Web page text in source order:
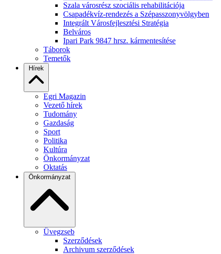
Szala városrész szociális rehabilitációja
Csapadékvíz-rendezés a Szépasszonyvölgyben
Integrált Városfejlesztési Stratégia
Belváros
Ipari Park 9847 hrsz. kármentesítése
Táborok
Temetők
Hírek
Egri Magazin
Vezető hírek
Tudomány
Gazdaság
Sport
Politika
Kultúra
Önkormányzat
Oktatás
Önkormányzat
Üvegzseb
Szerződések
Archivum szerződések